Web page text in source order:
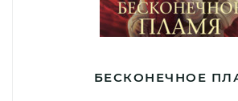
БЕСКОНЕЧНОЕ